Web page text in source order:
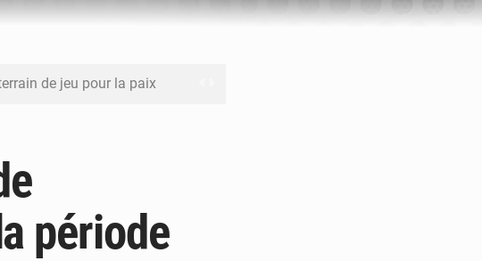
de jeu pour la paix
à la MCC de Malbaza
les audiences
deux réseaux criminels
période